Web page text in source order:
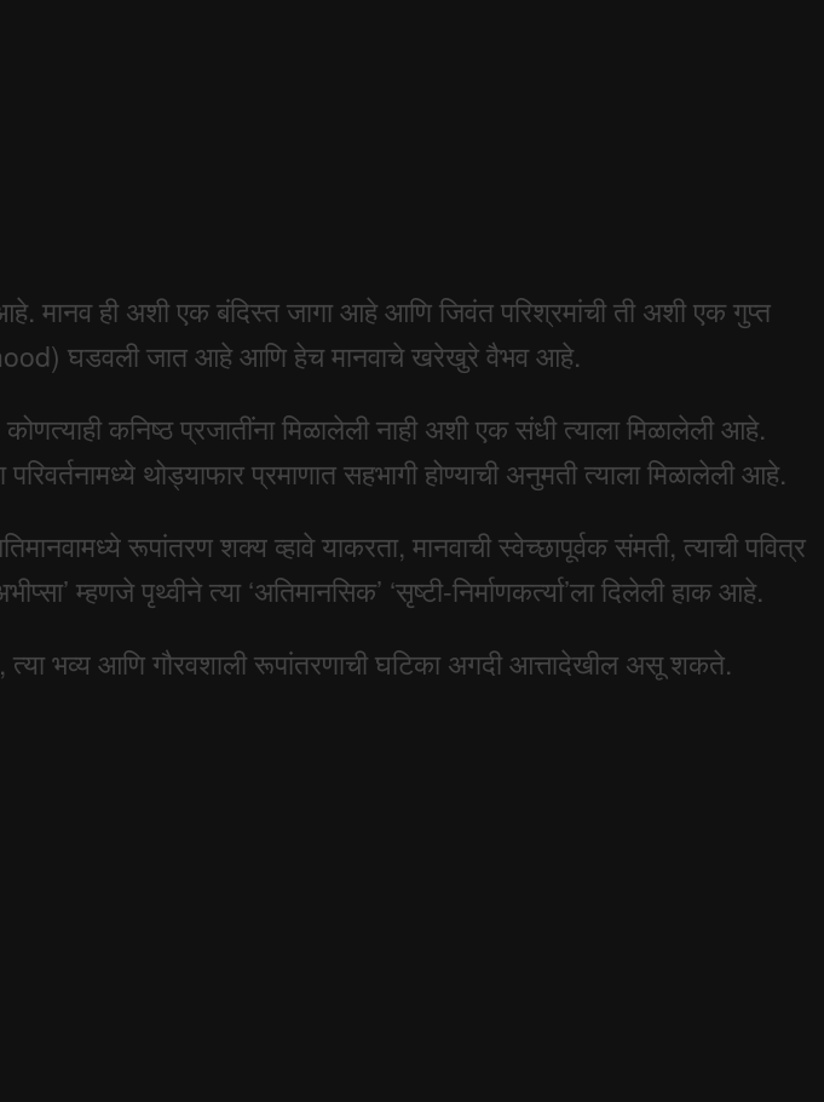
मानव ही अशी एक बंदिस्त जागा आहे आणि जिवंत परिश्रमांची ती अशी एक गुप्त
घडवली जात आहे आणि हेच मानवाचे खरेखुरे वैभव आहे.
कनिष्ठ प्रजातींना मिळालेली नाही अशी एक संधी त्याला मिळालेली आहे.
थोड्याफार प्रमाणात सहभागी होण्याची अनुमती त्याला मिळालेली आहे.
रूपांतरण शक्य व्हावे याकरता, मानवाची स्वेच्छापूर्वक संमती, त्याची पवित्र
म्हणजे पृथ्वीने त्या ‘अतिमानसिक’ ‘सृष्टी-निर्माणकर्त्या’ला दिलेली हाक आहे.
भव्य आणि गौरवशाली रूपांतरणाची घटिका अगदी आत्तादेखील असू शकते.